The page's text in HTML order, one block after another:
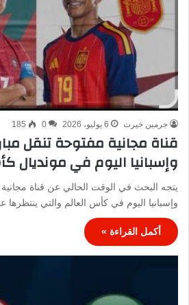
جرمين خيرت 6 يوليو، 2026 0
185
قناة مجانية مفتوحة تنقل
وإسبانيا اليوم في مونديال كأس
يتجه البحث في الوقت الحالي عن قناة مجانية
وإسبانيا اليوم في كأس العالم والتي
أكمل القراءة »